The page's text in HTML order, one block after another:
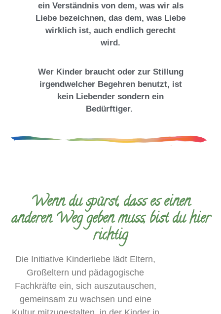
ein Verständnis von dem, was wir als
Liebe bezeichnen, das dem, was Liebe
wirklich ist, auch endlich gerecht
wird.
Wer Kinder braucht oder zur Stillung
irgendwelcher Begehren benutzt, ist
kein Liebender sondern ein
Bedürftiger.
Wenndu spürst, dass es einen
anderen Weg geben muss, bist du hier
richtig
Die Initiative Kinderliebe lädt Eltern,
Großeltern und pädagogische
Fachkräfte ein, sich auszutauschen,
gemeinsam zu wachsen und eine